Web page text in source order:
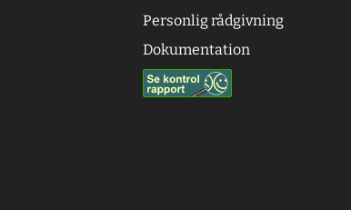
Personlig rådgivning
Dokumentation